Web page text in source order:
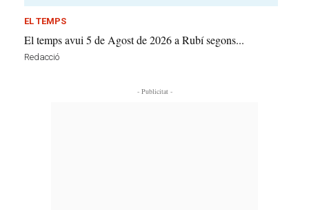
EL TEMPS
El temps avui 5 de Agost de 2026 a Rubí segons...
Redacció
- Publicitat -